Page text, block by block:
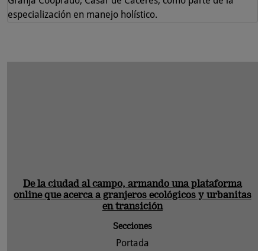
especialización en manejo holístico.
De la ciudad al campo, armando una plataforma
online que acerca a granjeros ecológicos y urbanitas
en transición
Secciones
Portada